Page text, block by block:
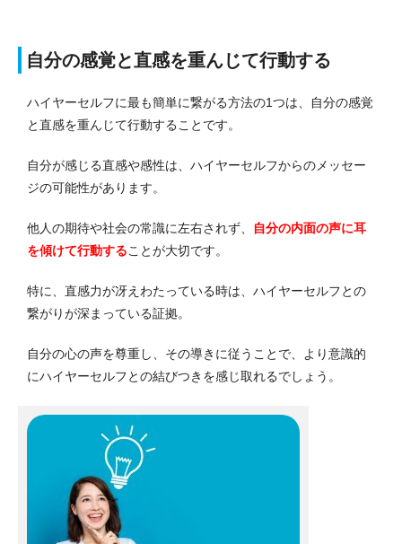
自分の感覚と直感を重んじて行動する
ハイヤーセルフに最も簡単に繋がる方法の1つは、自分の感覚
と直感を重んじて行動することです。
自分が感じる直感や感性は、ハイヤーセルフからのメッセー
ジの可能性があります。
他人の期待や社会の常識に左右されず、
自分の内面の声に耳
を傾けて行動することが大切です。
特に、直感力が冴えわたっている時は、ハイヤーセルフとの
繋がりが深まっている証拠。
自分の心の声を尊重し、その導きに従うことで、より意識的
にハイヤーセルフとの結びつきを感じ取れるでしょう。